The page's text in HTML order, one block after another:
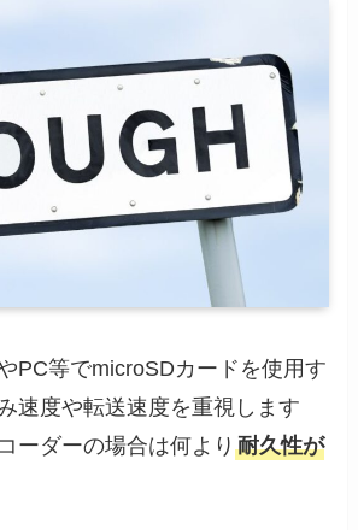
PC等でmicroSDカードを使用す
速度や転送速度を重視します
ーダーの場合は何より耐久性が